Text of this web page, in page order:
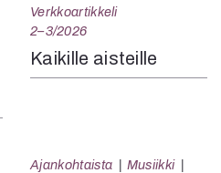
Verkkoartikkeli
2–3/2026
Kaikille aisteille
Ajankohtaista
Musiikki